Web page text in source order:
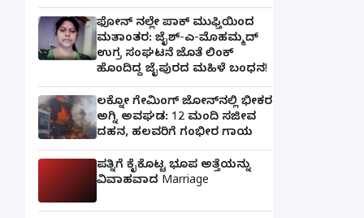
ಫೋನ್ ನಲ್ಲೇ ಪಾಕ್ ಮುಫ್ತಿಯಿಂದ
ಮತಾಂತರ: ಜೈಶ್-ಎ-ಮೊಹಮ್ಮದ್
ಉಗ್ರ ಸಂಘಟನೆ ಜೊತೆ ಲಿಂಕ್
ಹೊಂದಿದ್ದ ಜೈಪುರದ ಮಹಿಳೆ ಬಂಧನ!
ಲಕ್ನೋ ಗೇಮಿಂಗ್ ಜೋನ್‌ನಲ್ಲಿ ಭೀಕರ
ಅಗ್ನಿ ಅವಘಡ: 12 ಮಂದಿ ಸಜೀವ
ದಹನ, ಹಲವರಿಗೆ ಗಂಭೀರ ಗಾಯ
ಪತ್ನಿಗೆ ಕೈಕೊಟ್ಟ ಭೂಪ ಅತ್ತೆಯನ್ನು
ವಿವಾಹವಾದ Marriage